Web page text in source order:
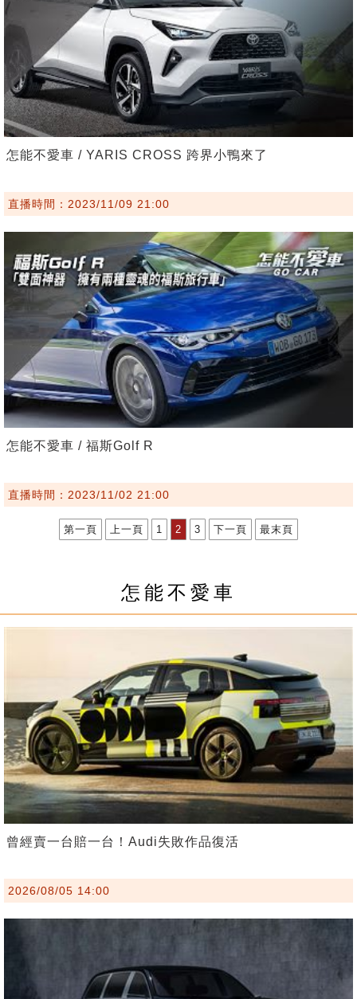
怎能不愛車 / YARIS CROSS 跨界小鴨來了
直播時間：2023/11/09 21:00
怎能不愛車 / 福斯Golf R
直播時間：2023/11/02 21:00
第一頁 上一頁 1 2 3 下一頁 最末頁
怎能不愛車
曾經賣一台賠一台！Audi失敗作品復活
2026/08/05 14:00